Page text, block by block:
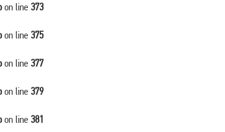
on line 373
on line 375
on line 377
on line 379
on line 381